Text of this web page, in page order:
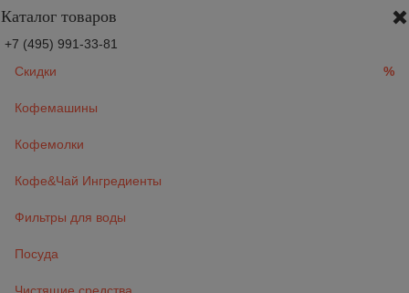
Каталог товаров
+7 (495) 991-33-81
Скидки
%
Кофемашины
Кофемолки
Кофе&Чай Ингредиенты
Фильтры для воды
Посуда